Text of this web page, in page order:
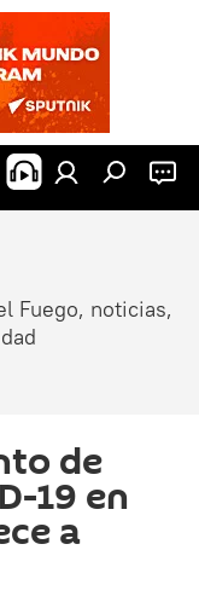
Fuego, noticias,
de
19 en
a